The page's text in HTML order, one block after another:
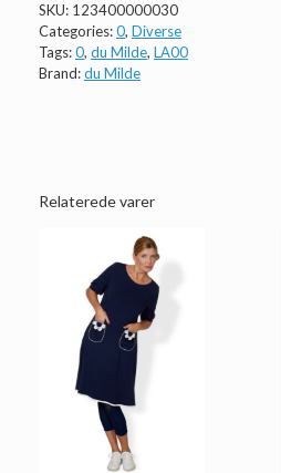
SKU: 123400000030
Categories:0, Diverse
Tags:0, du Milde, LA00
Brand:du Milde
Relaterede varer